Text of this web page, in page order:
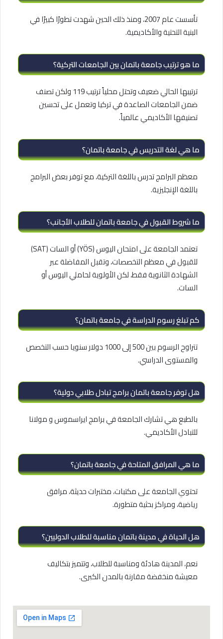
تأسست عام 2007، ومنذ ذلك الحين شهدت تطورًا كبيرًا في
البنية التحتية والأكاديمية.
ما هو ترتيب جامعة باتمان بين الجامعات التركية؟
ترتيبها الحالي ضعيف وتحتل محلياً ترتيب 119 ولكن تصنف
ضمن الجامعات الصاعدة في تركيا وتعمل على تحسين
تصنيفها الأكاديمي عالمياً.
ما هي لغة التدريس في جامعة باتمان؟
معظم البرامج تدرس باللغة التركية، مع توفر بعض البرامج
باللغة الإنجليزية.
ما شروط القبول في جامعة باتمان للطلاب الأجانب؟
تعتمد الجامعة على امتحان اليوس (YÖS) أو السات (SAT)
للقبول في معظم التخصصات، وتقبل المفاضلة عبر
الشهادة الثانوية فقط، لكن الأولوية لحاملي اليوس أو
السات.
كم تبلغ رسوم الدراسة في جامعة باتمان؟
تتراوح الرسوم بين 500 إلى 1000 دولار سنويا حسب التخصص
والمستوى الدراسي.
هل توفر جامعة باتمان برامج تبادل طلابي دولية؟
بالطبع هي تشارك الجامعة في برامج ايراسموس و مولانا
للتبادل الأكاديمي.
ما هي المرافق المتاحة في جامعة باتمان؟
تحتوي الجامعة على مكتبات، مختبرات حديثة، مرافق
رياضية، ومراكز بحثية متطورة.
هل الحياة في مدينة باتمان مناسبة للطلاب الدوليين؟
نعم، المدينة هادئة ومناسبة للطلاب، وتتميز بتكاليف
معيشة منخفضة مقارنة بالمدن الكبرى.